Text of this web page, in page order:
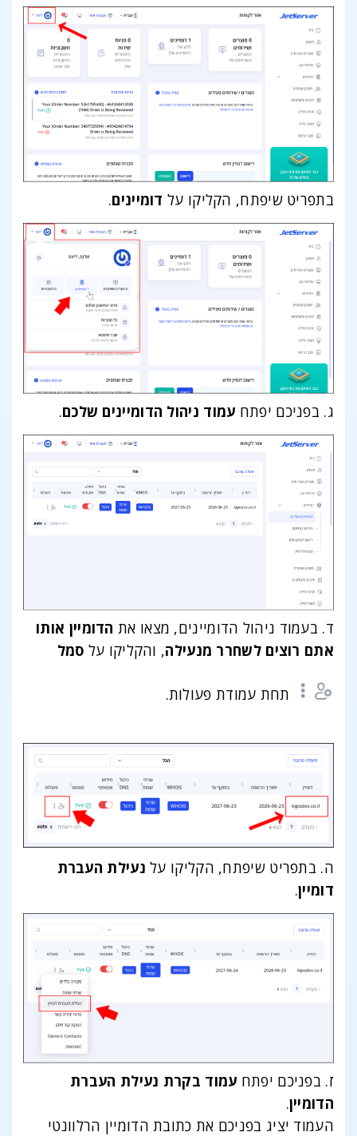
בתפריט שיפתח, הקליקו על דומיינים.
ג. בפניכם יפתח עמוד ניהול הדומיינים שלכם.
ד. בעמוד ניהול הדומיינים, מצאו אתהדומיין אותו
אתם רוצים לשחרר מנעילה, והקליקו על סמל
תחת עמודת פעולות.
ה. בתפריט שיפתח, הקליקו על נעילת העברת
דומיין.
ז. בפניכם יפתח עמוד בקרת נעילת העברת
הדומיין.
העמוד יציג בפניכם את כתובת הדומיין הרלוונטי